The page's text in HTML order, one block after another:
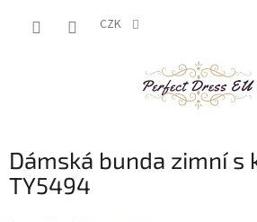
CZK
Dámská bunda zimní s
TY5494